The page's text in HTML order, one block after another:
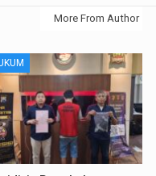
More From Author